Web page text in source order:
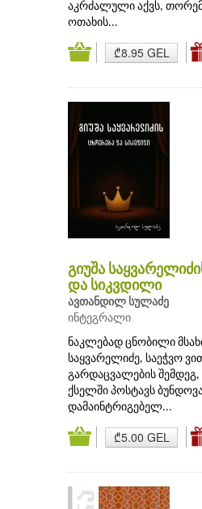
აკრძალული აქვს,
ოთახის...
₾8.95 GEL
გიუშა
და სიკვდილი
ავთანდილ სულაძე
ინტეგრალი
ნაკლებად ცნობილი
საყვარელიძე, საეჭვო
გარდაცვალების
ქსელში პოსტავს
დამაინტრიგებელ...
₾5.00 GEL